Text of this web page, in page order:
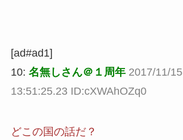
[ad#ad1]
10: 名無しさん＠１周年 2017/11/
13:51:25.23 ID:cXWAhOZq0
どこの国の話だ？